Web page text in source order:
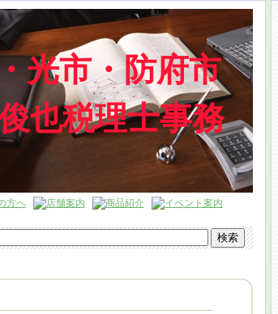
光市・防府市
税理士事務
48-9876（08:00～18:00）